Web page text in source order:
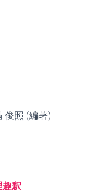
俊照 (編著)
趣釈